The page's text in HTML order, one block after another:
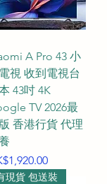
極具優勢，能
香港標準家
的 Panasonic
黃金選擇。不
是日系影像晶
完美融入客廳
音娛樂中心。
A Pro 43 小
視 收到電視台
43吋 4K
TV 2026最
香港行貨 代理
現貨 包送裝